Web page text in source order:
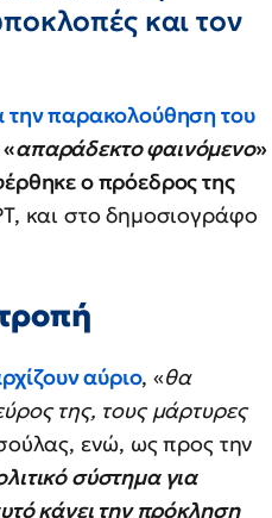
και τον
την παρακολούθηση του
απαράδεκτο φαινόμενο»
ο πρόεδρος της
και στο δημοσιογράφο
αύριο, «θα
της, τους μάρτυρες
ενώ, ως προς την
σύστημα για
κάνει την πρόκληση